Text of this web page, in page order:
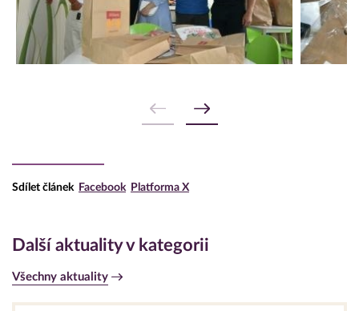
Sdílet článek Facebook Platforma X
Další aktuality v kategorii
Všechny aktuality